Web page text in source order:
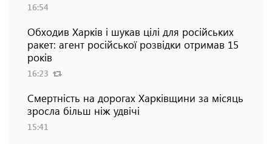
16:54
Обходив Харків і шукав цілі для російських
ракет: агент російської розвідки отримав 15
років
16:23
Смертність на дорогах Харківщини за місяць
зросла більш ніж удвічі
15:41